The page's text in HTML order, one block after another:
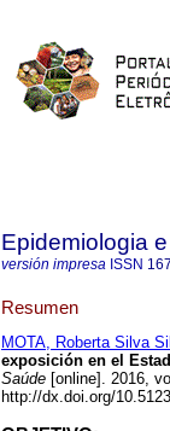
Epidemiologia
versión impresa ISSN
Resumen
MOTA, Roberta Silva
exposición en el
Saúde [online]. 2016,
http://dx.doi.org/